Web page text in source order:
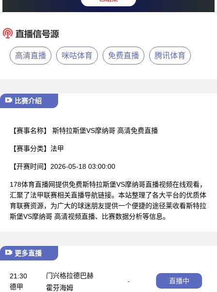
斯特拉斯堡 : 摩纳哥
高清直播 咪咕体育 免费直播 腾讯体育
比赛介绍
【赛事名称】 斯特拉斯堡VS摩纳哥 高清免费直播
【赛事分类】 法甲
【开赛时间】 2026-05-18 03:00:00
178体育直播网提供免费斯特拉斯堡VS摩纳哥直播视频在线观看，
汇聚了法甲联赛相关直播导航链接。本站整理了各大平台的优质体
育联赛资源，为广大的球迷朋友提供一个便捷的途径莱收看斯特拉
斯堡VS摩纳哥 高清视频直播、比赛数据分析等信息。
更多直播
21:30
德甲
门兴格拉德巴赫
-
霍芬海姆
直播中